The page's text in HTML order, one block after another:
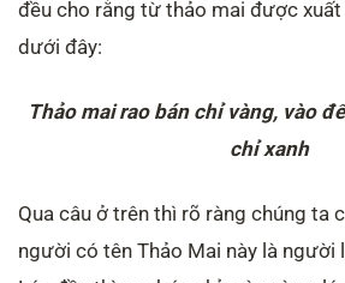
đều cho rằng từ thảo mai được
dưới đây:
Thảo mai rao bán chỉ vàng, vào
chỉ xanh
Qua câu ở trên thì rõ ràng chúng ta
người có tên Thảo Mai này là người